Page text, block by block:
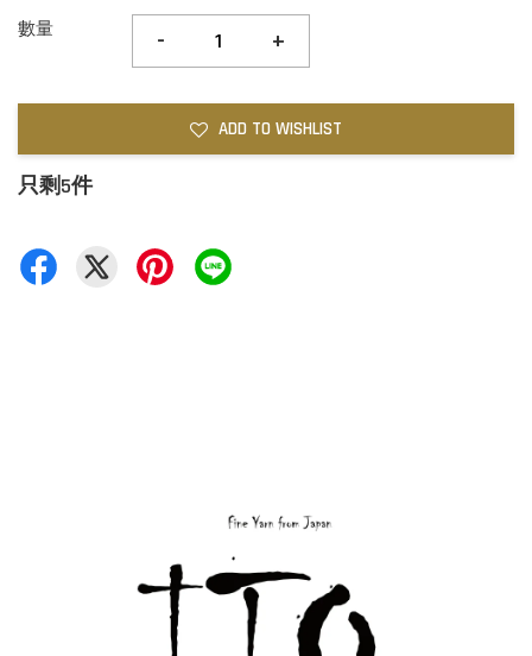
數量 - +
ADD TO WISHLIST
只剩5件